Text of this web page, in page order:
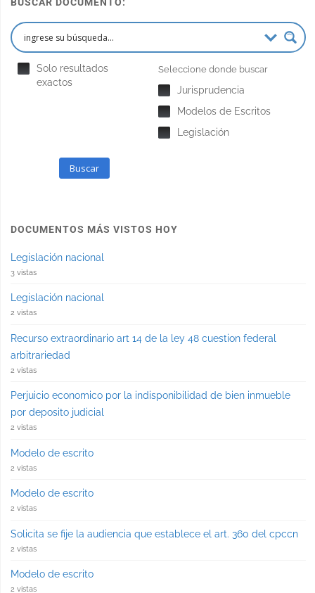
BUSCAR DOCUMENTO:
Solo resultados
exactos
Seleccione donde buscar
Jurisprudencia
Modelos de Escritos
Legislación
Buscar
DOCUMENTOS MÁS VISTOS HOY
Legislación nacional
3 vistas
Legislación nacional
2 vistas
Recurso extraordinario art 14 de la ley 48 cuestion federal
arbitrariedad
2 vistas
Perjuicio economico por la indisponibilidad de bien inmueble
por deposito judicial
2 vistas
Modelo de escrito
2 vistas
Modelo de escrito
2 vistas
Solicita se fije la audiencia que establece el art. 360 del cpccn
2 vistas
Modelo de escrito
2 vistas